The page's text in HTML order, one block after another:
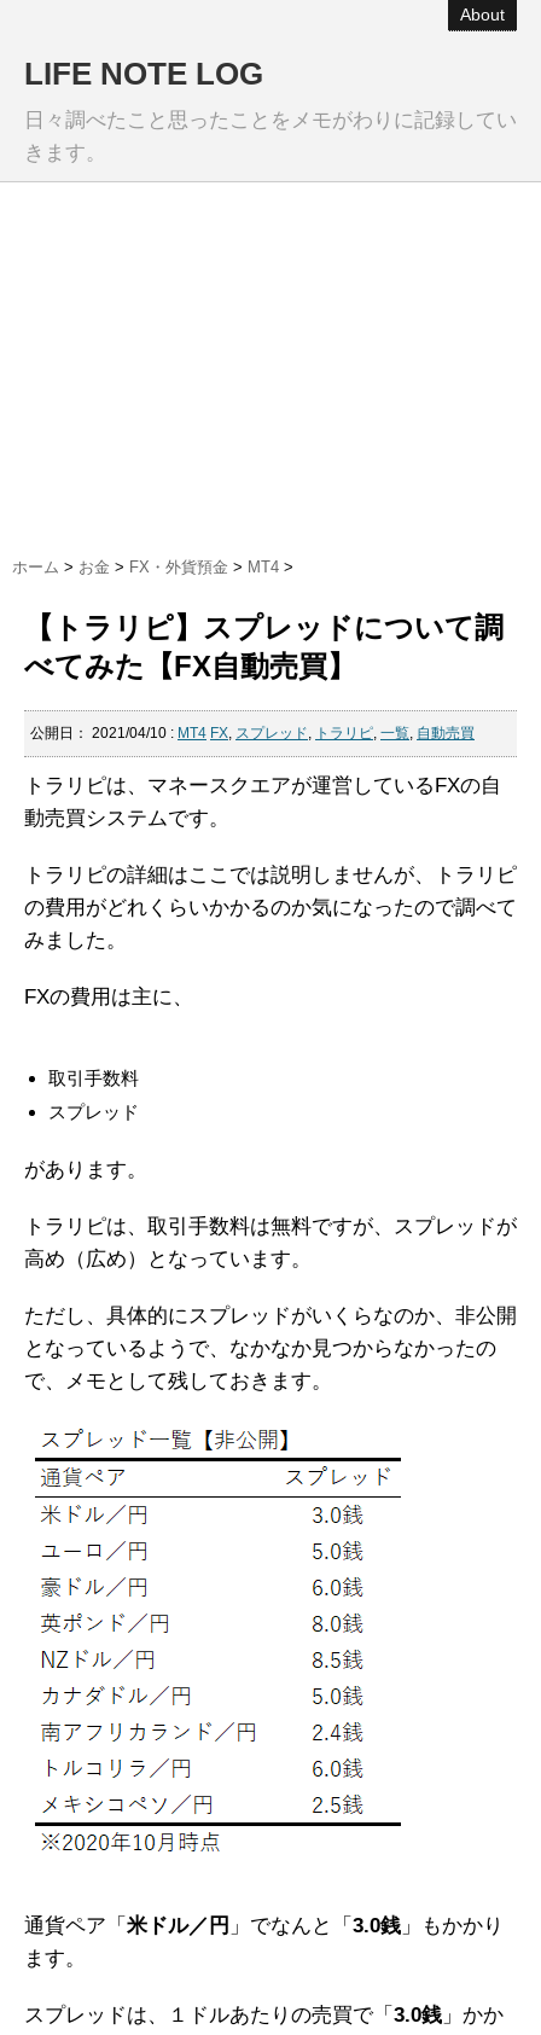
About
LIFE NOTE LOG
日々調べたこと思ったことをメモがわりに記録してい
きます。
ホーム > お金 > FX・外貨預金 > MT4 >
【トラリピ】スプレッドについて調
べてみた【FX自動売買】
公開日： 2021/04/10 : MT4 FX, スプレッド, トラリピ, 一覧, 自動売買
トラリピは、マネースクエアが運営しているFXの自
動売買システムです。
トラリピの詳細はここでは説明しませんが、トラリピ
の費用がどれくらいかかるのか気になったので調べて
みました。
FXの費用は主に、
取引手数料
スプレッド
があります。
トラリピは、取引手数料は無料ですが、スプレッドが
高め（広め）となっています。
ただし、具体的にスプレッドがいくらなのか、非公開
となっているようで、なかなか見つからなかったの
で、メモとして残しておきます。
通貨ペア「 米ドル／円 」でなんと「 3.0銭 」もかかり
ます。
スプレッドは、１ドルあたりの売買で「 3.0銭 」かか